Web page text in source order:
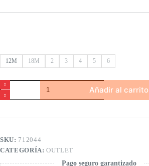
12M 18M 2 3 4 5 6
Jersey
tricotosa
de
niño
Añadir al carrito
SKU: 712044
CATEGORÍA:OUTLET
Pago seguro garantizado